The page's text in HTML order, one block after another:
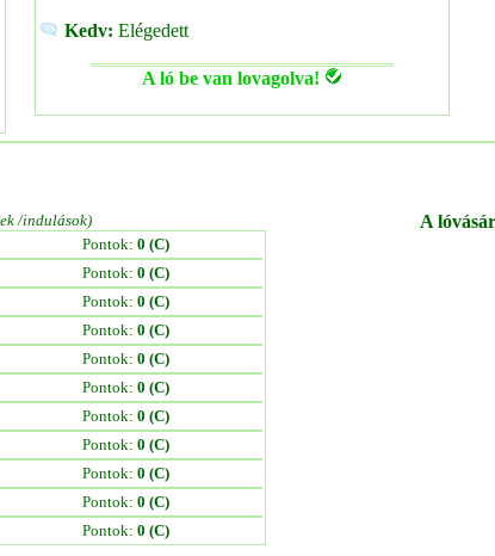
Kedv: Elégedett
A ló be van lovagolva!
/indulások)
Pontok: 0 (C)
Pontok: 0 (C)
Pontok: 0 (C)
Pontok: 0 (C)
Pontok: 0 (C)
Pontok: 0 (C)
Pontok: 0 (C)
Pontok: 0 (C)
Pontok: 0 (C)
Pontok: 0 (C)
Pontok: 0 (C)
A